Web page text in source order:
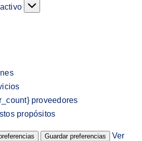
proveedores
propósitos
Guardar preferencias
Ver